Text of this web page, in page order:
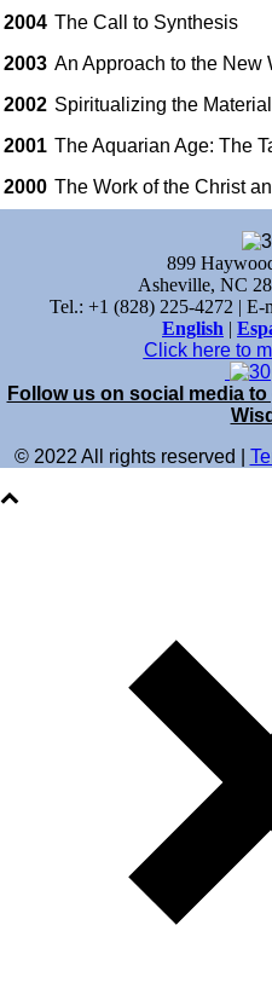
2004 The Call to Synthesis
2003 An Approach to the New
2002 Spiritualizing the
2001 The Aquarian Age: The
2000 The Work of the Christ
899
Asheville, NC
Tel.: +1 (828) 225-4272 | E-
English |
Click here to
Follow us on social media
© 2022 All rights reserved |